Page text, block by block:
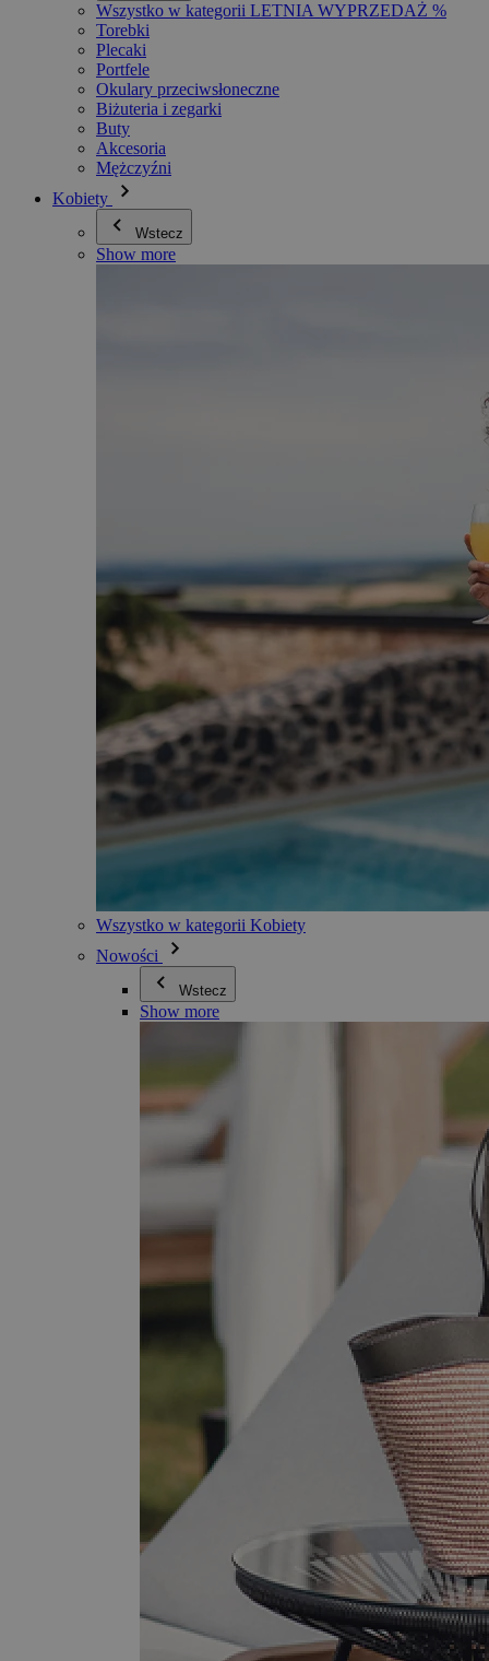
Wszystko w kategorii LETNIA WYPRZEDAŻ %
Torebki
Plecaki
Portfele
Okulary przeciwsłoneczne
Biżuteria i zegarki
Buty
Akcesoria
Mężczyźni
Kobiety
Wstecz
Show more
Wszystko w kategorii Kobiety
Nowości
Wstecz
Show more